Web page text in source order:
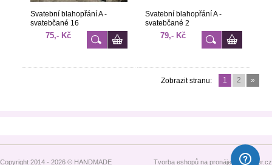
Svatební blahopřání A -
svatebčané 16
75,- Kč
Svatební blahopřání A -
svatebčané 2
79,- Kč
Zobrazit stranu: 1 2 »
Copyright 2014 - 2026 © HANDMADE Tvorba eshopů na pronájem - Atomer.cz